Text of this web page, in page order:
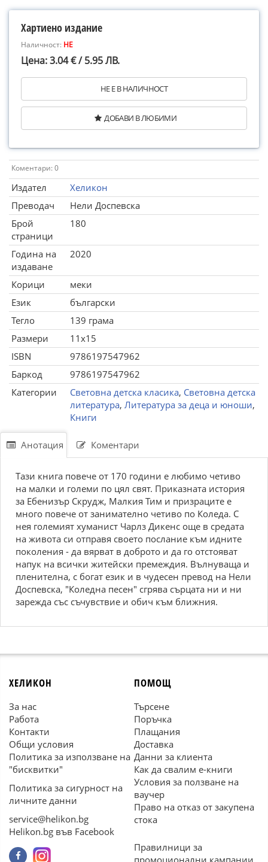
Хартиено издание
Наличност: НЕ
Цена: 3.04 € / 5.95 ЛВ.
НЕ Е В НАЛИЧНОСТ
ДОБАВИ В ЛЮБИМИ
Коментари: 0
Издател
Хеликон
Преводач
Нели Доспевска
Брой
страници
180
Година на
издаване
2020
Корици
меки
Език
български
Тегло
139 грама
Размери
11x15
ISBN
9786197547962
Баркод
9786197547962
Категории
Световна детска класика, Световна детска
литература, Литература за деца и юноши,
Книги
Анотация Коментари
Тази книга повече от 170 години е любимо четиво
на малки и големи по цял свят. Приказната история
за Ебенизър Скрудж, Малкия Тим и призраците е
много повече от занимателно четиво по Коледа. С
нея големият хуманист Чарлз Дикенс още в средата
на живота си отправя своето послание към идните
поколения - да вярват в доброто и да го отстояват
напук на всички житейски премеждия. Вълнуваща и
пленителна, с богат език и в чудесен превод на Нели
Доспевска, "Коледна песен" сгрява сърцата ни и ни
зарежда със съчувствие и обич към ближния.
ХЕЛИКОН
За нас
Работа
Контакти
Общи условия
Политика за използване на
"бисквитки"
Политика за сигурност на
личните данни
service@helikon.bg
Helikon.bg във Facebook
ПОМОЩ
Търсене
Поръчка
Плащания
Доставка
Данни за клиента
Как да свалим е-книги
Условия за ползване на
ваучер
Право на отказ от закупена
стока
Правилници за
промоционални кампании